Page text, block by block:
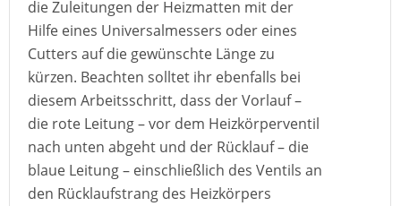
die Zuleitungen der Heizmatten mit der
Hilfe eines Universalmessers oder eines
Cutters auf die gewünschte Länge zu
kürzen. Beachten solltet ihr ebenfalls bei
diesem Arbeitsschritt, dass der Vorlauf –
die rote Leitung – vor dem Heizkörperventil
nach unten abgeht und der Rücklauf – die
blaue Leitung – einschließlich des Ventils an
den Rücklaufstrang des Heizkörpers